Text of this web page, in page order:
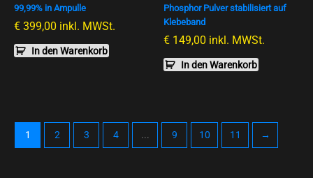
99,99% in Ampulle
€ 399,00 inkl. MWSt.
In den Warenkorb
Phosphor Pulver stabilisiert auf
Klebeband
€ 149,00 inkl. MWSt.
In den Warenkorb
1 2 3 4 ... 9 10 11 →